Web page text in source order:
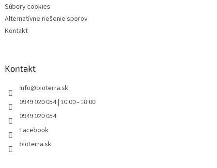
Súbory cookies
Alternatívne riešenie sporov
Kontakt
Kontakt
info@bioterra.sk
0949 020 054 | 10:00 - 18:00
0949 020 054
Facebook
bioterra.sk